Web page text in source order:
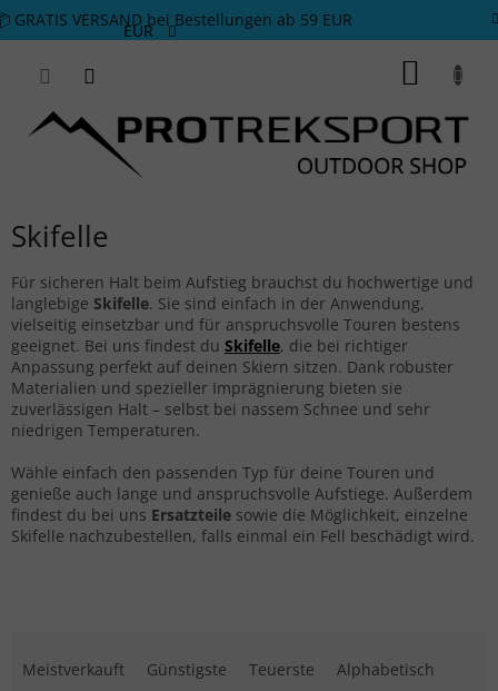
Zum Inhalt springen
GRATIS VERSAND bei Bestellungen ab 59 EUR
EUR
Skifelle
Für sicheren Halt beim Aufstieg brauchst du hochwertige und
langlebige Skifelle. Sie sind einfach in der Anwendung,
vielseitig einsetzbar und für anspruchsvolle Touren bestens
geeignet. Bei uns findest du Skifelle, die bei richtiger
Anpassung perfekt auf deinen Skiern sitzen. Dank robuster
Materialien und spezieller Imprägnierung bieten sie
zuverlässigen Halt – selbst bei nassem Schnee und sehr
niedrigen Temperaturen.
Wähle einfach den passenden Typ für deine Touren und
genieße auch lange und anspruchsvolle Aufstiege. Außerdem
findest du bei uns Ersatzteile sowie die Möglichkeit, einzelne
Skifelle nachzubestellen, falls einmal ein Fell beschädigt wird.
Meistverkauft Günstigste Teuerste Alphabetisch